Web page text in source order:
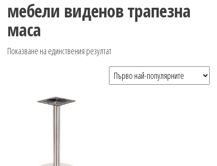
мебели виденов трапезна
маса
Показване на единствения резултат